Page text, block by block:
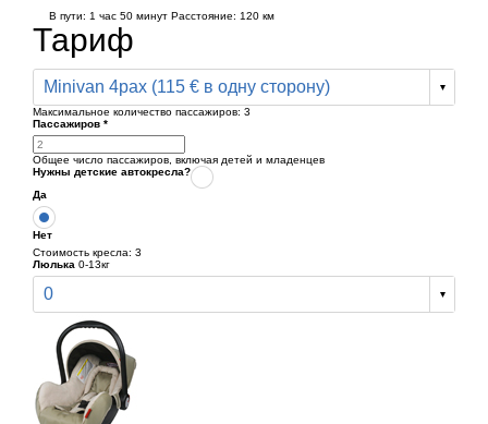
В пути: 1 час 50 минут Расстояние: 120 км
Тариф
Minivan 4pax (115 € в одну сторону)
Максимальное количество пассажиров: 3
Пассажиров *
Общее число пассажиров, включая детей и младенцев
Нужны детские автокресла?
Да
Нет
Стоимость кресла: 3
Люлька 0-13кг
0